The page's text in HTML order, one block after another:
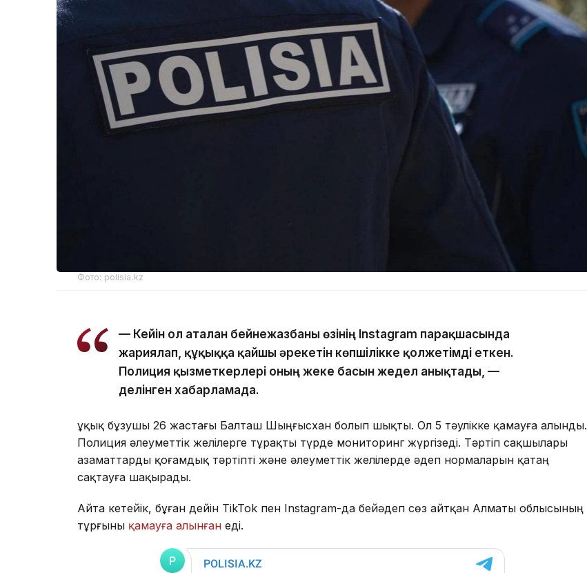
Фото: polisia.kz
— Кейін ол аталған бейнежазбаны өзінің Instagram парақшасында
жариялап, құқыққа қайшы әрекетін көпшілікке қолжетімді еткен.
Полиция қызметкерлері оның жеке басын жедел анықтады, —
делінген хабарламада.
Құқық бұзушы 26 жастағы Балташ Шыңғысхан болып шықты. Ол 5 тәулікке қамауға алынды.
Полиция әлеуметтік желілерге тұрақты түрде мониторинг жүргізеді. Тәртіп сақшылары
азаматтарды қоғамдық тәртіпті және әлеуметтік желілерде әдеп нормаларын қатаң
сақтауға шақырады.
Айта кетейік, бұған дейін TikTok пен Instagram-да бейәдеп сөз айтқан Алматы облысының
тұрғыны қамауға алынған еді.